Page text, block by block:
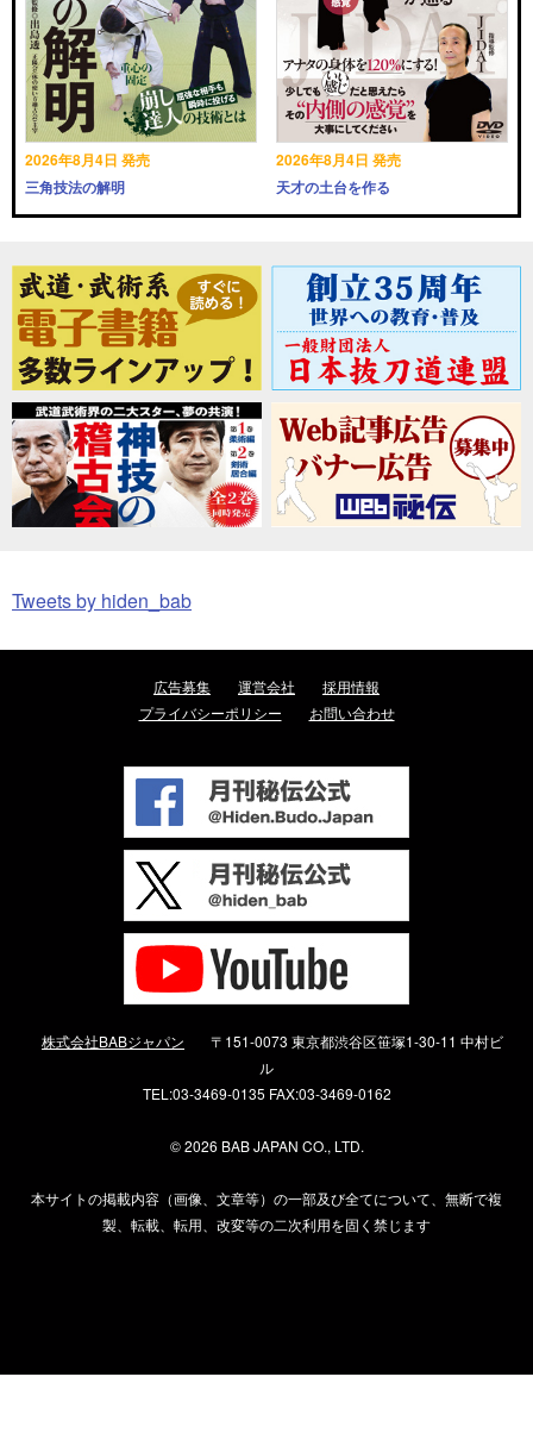
2026年8月4日 発売
三角技法の解明
2026年8月4日 発売
天才の土台を作る
Tweets by hiden_bab
広告募集 運営会社
採用情報
プライバシーポリシー
お問い合わせ
株式会社BABジャパン
〒151-0073 東京都渋谷区笹塚1-30-11 中村ビ
ル
TEL:03-3469-0135 FAX:03-3469-0162
©2026 BAB JAPAN CO., LTD.
本サイトの掲載内容（画像、文章等）の一部及び全てについて、無断で複
製、転載、転用、改変等の二次利用を固く禁じます